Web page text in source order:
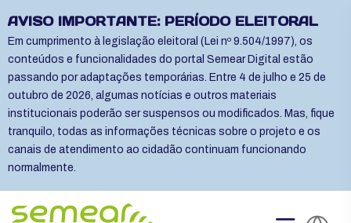
AVISO IMPORTANTE: PERÍODO ELEITORAL
Em cumprimento à legislação eleitoral (Lei nº 9.504/1997), os
conteúdos e funcionalidades do portal Semear Digital estão
passando por adaptações temporárias. Entre 4 de julho e 25 de
outubro de 2026, algumas notícias e outros materiais
institucionais poderão ser suspensos ou modificados. Mas, fique
tranquilo, todas as informações técnicas sobre o projeto e os
canais de atendimento ao cidadão continuam funcionando
normalmente.